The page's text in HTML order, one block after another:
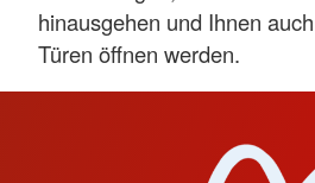
hinausgehen und Ihnen
Türen öffnen werden.